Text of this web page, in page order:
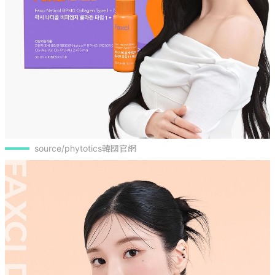
source/phytotics韓國官網